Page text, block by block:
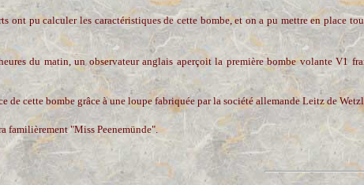
ont pu calculer les caractéristiques de cette bombe, et on a pu mettre en place
du matin, un observateur anglais aperçoit la première bombe volante V1
de cette bombe grâce à une loupe fabriquée par la société allemande Leitz de
familièrement "Miss Peenemünde".